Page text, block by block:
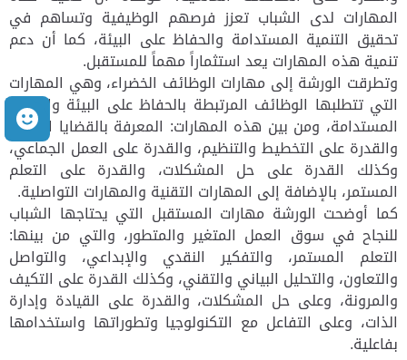
المهارات لدى الشباب تعزز فرصهم الوظيفية وتساهم في
تحقيق التنمية المستدامة والحفاظ على البيئة، كما أن دعم
تنمية هذه المهارات يعد استثماراً مهماً للمستقبل.
وتطرقت الورشة إلى مهارات الوظائف الخضراء، وهي المهارات
التي تتطلبها الوظائف المرتبطة بالحفاظ على البيئة والتنمية
المستدامة، ومن بين هذه المهارات: المعرفة بالقضايا البيئية،
والقدرة على التخطيط والتنظيم، والقدرة على العمل الجماعي،
وكذلك القدرة على حل المشكلات، والقدرة على التعلم
المستمر، بالإضافة إلى المهارات التقنية والمهارات التواصلية.
كما أوضحت الورشة مهارات المستقبل التي يحتاجها الشباب
للنجاح في سوق العمل المتغير والمتطور، والتي من بينها:
التعلم المستمر، والتفكير النقدي والإبداعي، والتواصل
والتعاون، والتحليل البياني والتقني، وكذلك القدرة على التكيف
والمرونة، وعلى حل المشكلات، والقدرة على القيادة وإدارة
الذات، وعلى التفاعل مع التكنولوجيا وتطوراتها واستخدامها
بفاعلية.